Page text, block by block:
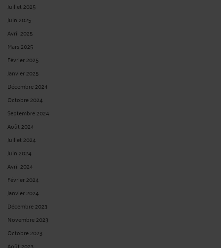
Juillet 2025
Juin 2025
Avril 2025
Mars 2025
Février 2025
Janvier 2025
Décembre 2024
Octobre 2024
Septembre 2024
Août 2024
Juillet 2024
Juin 2024
Avril 2024
Février 2024
Janvier 2024
Décembre 2023
Novembre 2023
Octobre 2023
Août 2023